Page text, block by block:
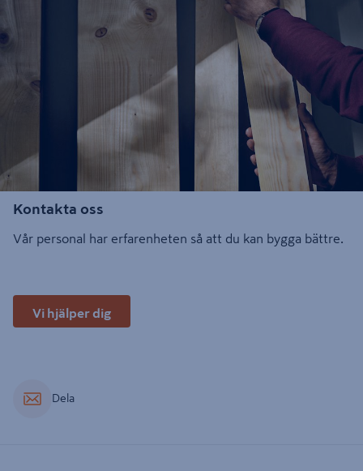
Kontakta oss
Vår personal har erfarenheten så att du kan bygga bättre.
Vi hjälper dig
Dela